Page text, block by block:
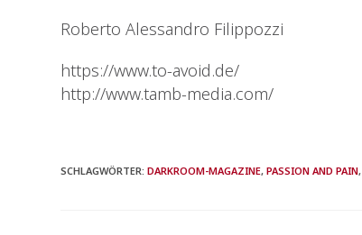
Roberto Alessandro Filippozzi
https://www.to-avoid.de/
http://www.tamb-media.com/
SCHLAGWÖRTER:DARKROOM-MAGAZINE, PASSION AND PAIN,